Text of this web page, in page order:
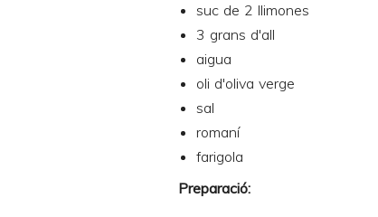
suc de 2 llimones
3 grans d'all
aigua
oli d'oliva verge
sal
romaní
farigola
Preparació: